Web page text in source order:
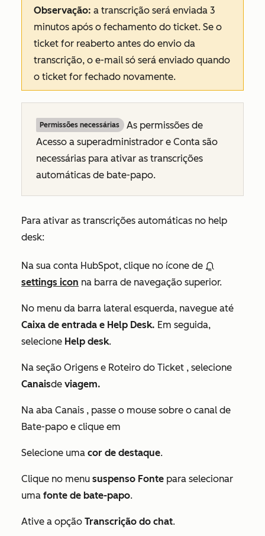
Observação: a transcrição será enviada 3
minutos após o fechamento do ticket. Se o
ticket for reaberto antes do envio da
transcrição, o e-mail só será enviado quando
o ticket for fechado novamente.
Permissões necessárias
As permissões de
Acesso a superadministrador e Conta são
necessárias para ativar as transcrições
automáticas de bate-papo.
Para ativar as transcrições automáticas no help
desk:
Na sua conta HubSpot, clique no ícone de
settings icon na barra de navegação superior.
No menu da barra lateral esquerda, navegue até
Caixa de entrada e Help Desk. Em seguida,
selecione Help desk.
Na seção Origens e Roteiro do Ticket , selecione
Canaisde viagem.
Na aba Canais , passe o mouse sobre o canal de
Bate-papo e clique em
Selecione uma cor de destaque.
Clique no menu suspenso Fonte para selecionar
uma fonte de bate-papo.
Ative a opção Transcrição do chat.